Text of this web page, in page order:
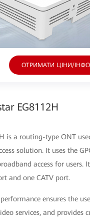
ОТРИМАТИ ЦІНИ/
EG8112H
is a routing-type ONT
solution. It uses the
access for users.
and one CATV port.
ensures the
services, and provides